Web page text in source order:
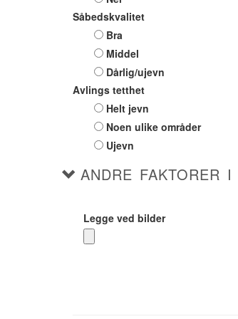
Såbedskvalitet
Bra
Middel
Dårlig/ujevn
Avlings tetthet
Helt jevn
Noen ulike områder
Ujevn
ANDRE FAKTORER
Legge ved bilder